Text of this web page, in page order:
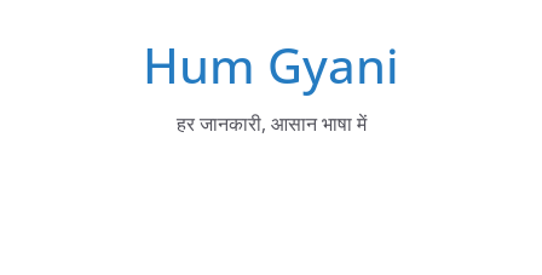
Hum Gyani
हर जानकारी, आसान भाषा में